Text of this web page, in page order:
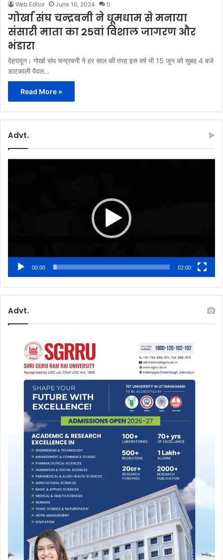
Web Editor June 16, 2024 0
गोर्खा संघ चन्द्रबनी ने धूमधाम से मनाया
संसारी माता का 25वां विशाल जागरण और
भंडारा
देहरादून। गोर्खा संघ चन्द्रबनी ने हर साल की तरह इस वर्ष भी 15 जून को सुबह 4 बजे
डाटकाली पैदल…
Read More »
Advt.
00:00 02:00
Advt.